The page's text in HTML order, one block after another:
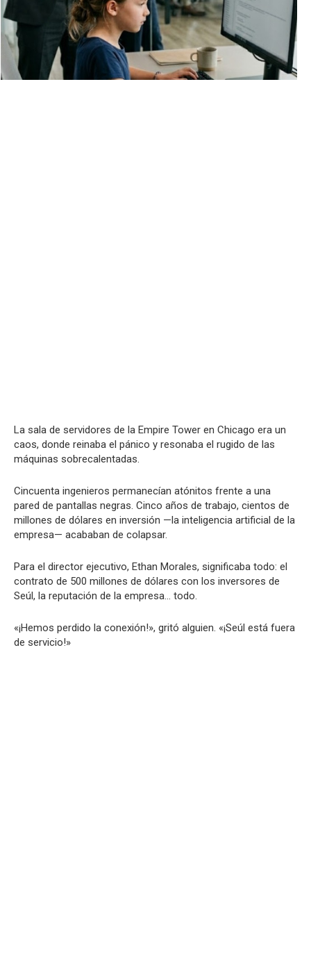
La sala de servidores de la Empire Tower en Chicago era un
caos, donde reinaba el pánico y resonaba el rugido de las
máquinas sobrecalentadas.
Cincuenta ingenieros permanecían atónitos frente a una
pared de pantallas negras. Cinco años de trabajo, cientos de
millones de dólares en inversión —la inteligencia artificial de la
empresa— acababan de colapsar.
Para el director ejecutivo, Ethan Morales, significaba todo: el
contrato de 500 millones de dólares con los inversores de
Seúl, la reputación de la empresa… todo.
«¡Hemos perdido la conexión!», gritó alguien. «¡Seúl está fuera
de servicio!»